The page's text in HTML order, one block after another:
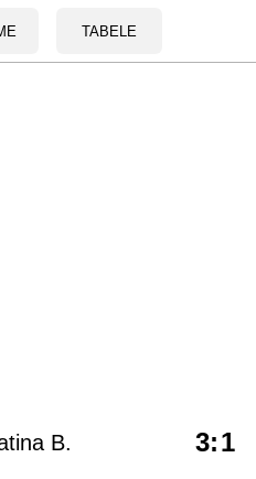
TABELE
B. 3:1